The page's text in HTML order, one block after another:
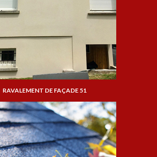
RAVALEMENT DE FAÇADE 51